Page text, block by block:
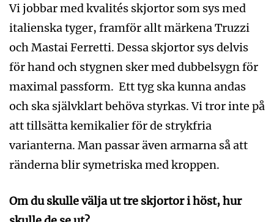
Vi jobbar med kvalités skjortor som sys med
italienska tyger, framför allt märkena Truzzi
och Mastai Ferretti. Dessa skjortor sys delvis
för hand och stygnen sker med dubbelsygn för
maximal passform. Ett tyg ska kunna andas
och ska självklart behöva styrkas. Vi tror inte på
att tillsätta kemikalier för de strykfria
varianterna. Man passar även armarna så att
ränderna blir symetriska med kroppen.
Om du skulle välja ut tre skjortor i höst, hur